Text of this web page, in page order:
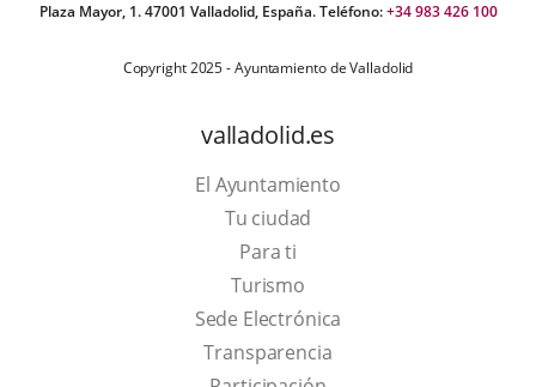
Plaza Mayor, 1. 47001 Valladolid, España. Teléfono:+34 983 426 100
Copyright 2025 - Ayuntamiento de Valladolid
valladolid.es
El Ayuntamiento
Tu ciudad
Para ti
TurismoThis
link
will
Sede Electrónica
Transparencia